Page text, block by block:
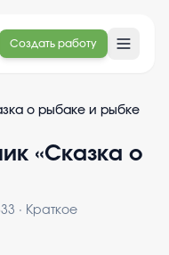
Создать работу
о рыбаке и рыбке
«Сказка о
· Краткое